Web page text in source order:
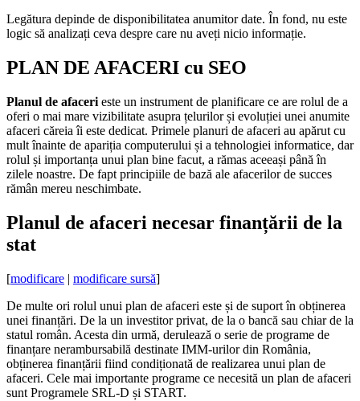
Legătura depinde de disponibilitatea anumitor date. În fond, nu este
logic să analizați ceva despre care nu aveți nicio informație.
PLAN DE AFACERI cu SEO
Planul de afaceri este un instrument de planificare ce are rolul de a
oferi o mai mare vizibilitate asupra țelurilor și evoluției unei anumite
afaceri căreia îi este dedicat. Primele planuri de afaceri au apărut cu
mult înainte de apariția computerului și a tehnologiei informatice, dar
rolul și importanța unui plan bine facut, a rămas aceeași până în
zilele noastre. De fapt principiile de bază ale afacerilor de succes
rămân mereu neschimbate.
Planul de afaceri necesar finanțării de la
stat
[modificare | modificare sursă]
De multe ori rolul unui plan de afaceri este și de suport în obținerea
unei finanțări. De la un investitor privat, de la o bancă sau chiar de la
statul român. Acesta din urmă, derulează o serie de programe de
finanțare nerambursabilă destinate IMM-urilor din România,
obținerea finanțării fiind condiționată de realizarea unui plan de
afaceri. Cele mai importante programe ce necesită un plan de afaceri
sunt Programele SRL-D și START.